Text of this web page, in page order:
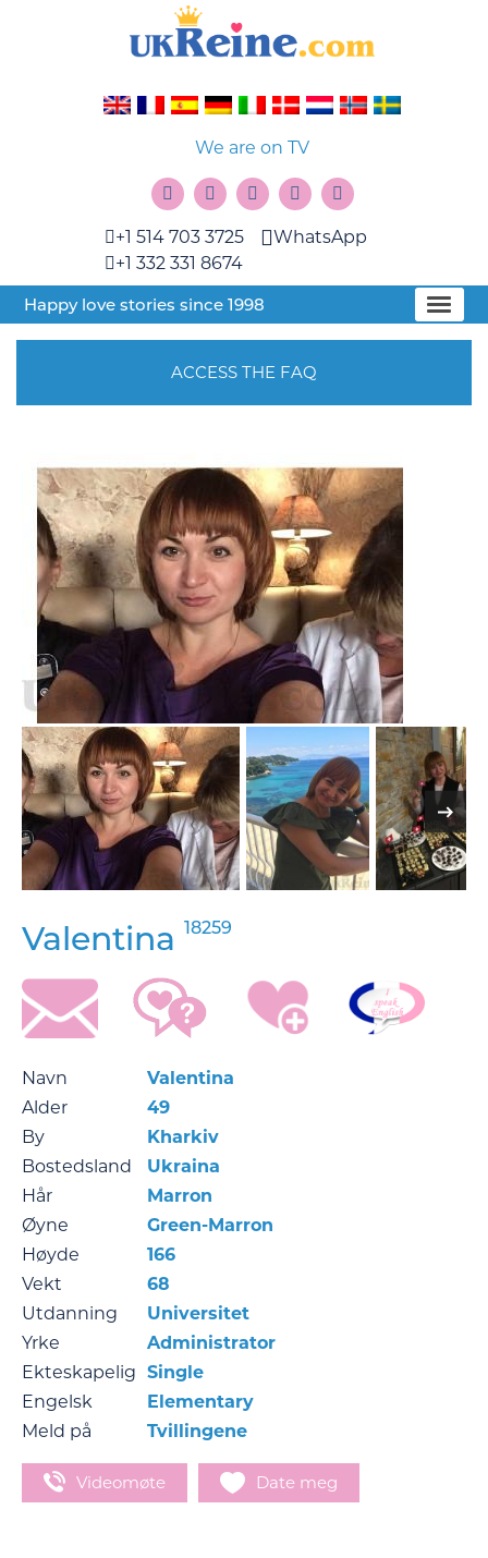
We are on TV
+1 514 703 3725
+1 332 331 8674
WhatsApp
Happy love stories since 1998
ACCESS THE FAQ
Valentina 18259
Navn
Valentina
Alder
49
By
Kharkiv
Bostedsland
Ukraina
Hår
Marron
Øyne
Green-Marron
Høyde
166
Vekt
68
Utdanning
Universitet
Yrke
Administrator
Ekteskapelig Single
Engelsk
Elementary
Meld på
Tvillingene
Videomøte Date meg